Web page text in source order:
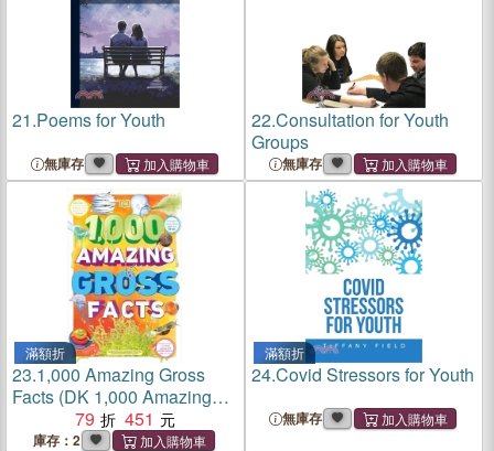
21.Poems for Youth
無庫存
22.Consultation for Youth
Groups
無庫存
滿額折
23.1,000 Amazing Gross
Facts (DK 1,000 Amazing
79 451
庫存：2
滿額折
24.Covid Stressors for Youth
無庫存